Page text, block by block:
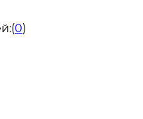
(0)